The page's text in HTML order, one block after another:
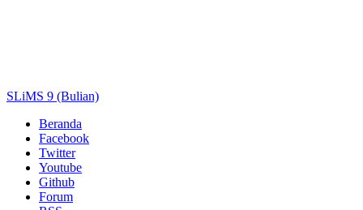
SLiMS 9 (Bulian)
Beranda
Facebook
Twitter
Youtube
Github
Forum